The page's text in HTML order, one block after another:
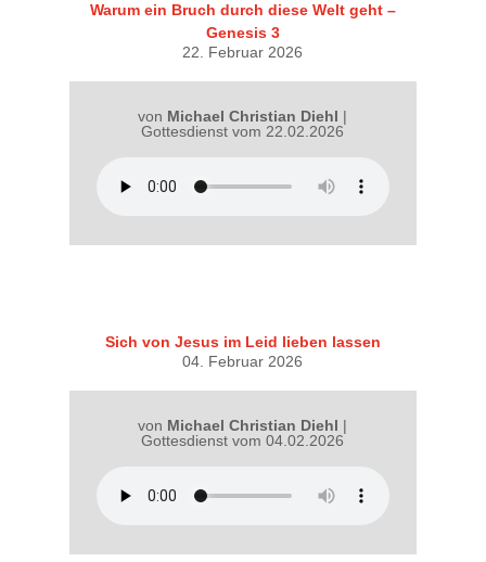
Warum ein Bruch durch diese Welt geht –
Genesis 3
22. Februar 2026
von Michael Christian Diehl |
Gottesdienst vom 22.02.2026
Sich von Jesus im Leid lieben lassen
04. Februar 2026
von Michael Christian Diehl |
Gottesdienst vom 04.02.2026